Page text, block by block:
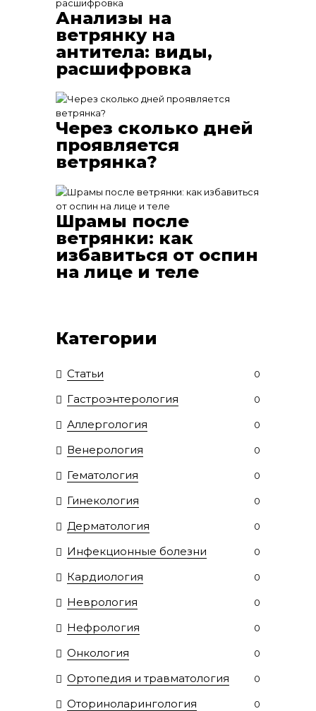
Анализы на
ветрянку на
антитела: виды,
расшифровка
Через сколько дней
проявляется
ветрянка?
Шрамы после
ветрянки: как
избавиться от оспин
на лице и теле
Категории
Статьи 0
Гастроэнтерология 0
Аллергология 0
Венерология 0
Гематология 0
Гинекология 0
Дерматология 0
Инфекционные болезни 0
Кардиология 0
Неврология 0
Нефрология 0
Онкология 0
Ортопедия и травматология 0
Оториноларингология 0